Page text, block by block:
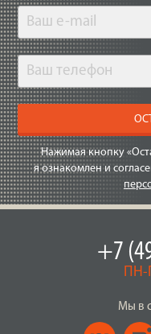
Нажимая кнопку
я ознакомлен и
+7
ПН-
Мы в